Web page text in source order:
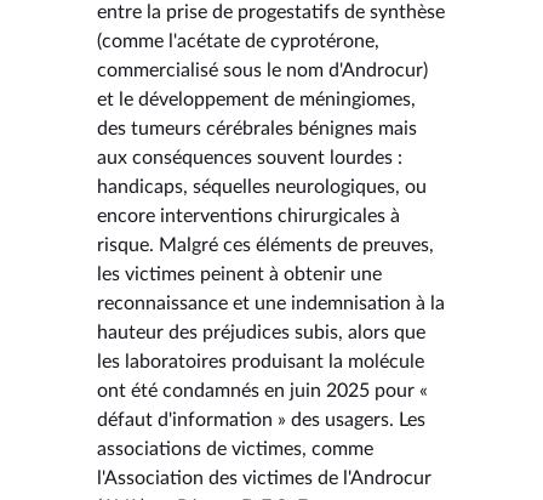
entre la prise de progestatifs de synthèse
(comme l'acétate de cyprotérone,
commercialisé sous le nom d'Androcur)
et le développement de méningiomes,
des tumeurs cérébrales bénignes mais
aux conséquences souvent lourdes :
handicaps, séquelles neurologiques, ou
encore interventions chirurgicales à
risque. Malgré ces éléments de preuves,
les victimes peinent à obtenir une
reconnaissance et une indemnisation à la
hauteur des préjudices subis, alors que
les laboratoires produisant la molécule
ont été condamnés en juin 2025 pour «
défaut d'information » des usagers. Les
associations de victimes, comme
l'Association des victimes de l'Androcur